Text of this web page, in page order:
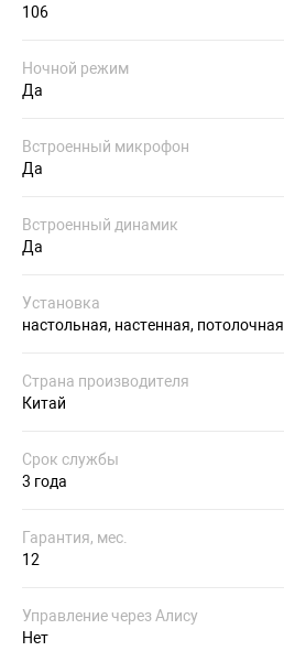
106
Ночной режим
Да
Встроенный микрофон
Да
Встроенный динамик
Да
Установка
настольная, настенная, потолочная
Страна производителя
Китай
Срок службы
3 года
Гарантия, мес.
12
Управление через Алису
Нет